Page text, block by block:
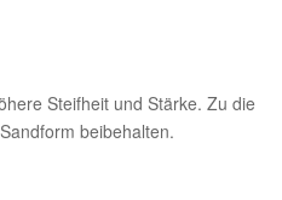
Steifheit und Stärke. Zu die
beibehalten.